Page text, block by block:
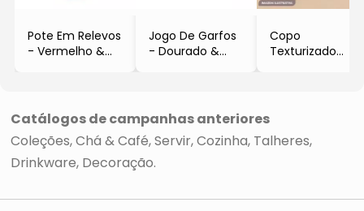
Pote Em Relevos
- Vermelho &
Jogo De Garfos
- Dourado &
Copo
Texturizado
Catálogos de campanhas anteriores
Coleções Chá & Café Servir Cozinha Talheres
Drinkware Decoração